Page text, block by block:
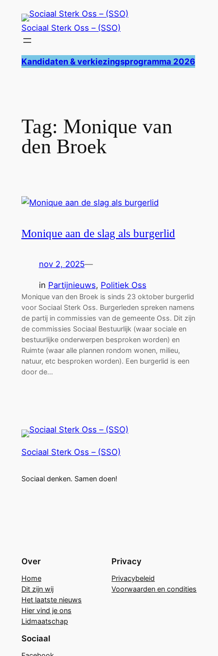
Sociaal Sterk Oss – (SSO)
Kandidaten & verkiezingsprogramma 2026
Tag: Monique van
den Broek
Monique aan de slag als burgerlid
nov 2, 2025—
in Partijnieuws, Politiek Oss
Monique van den Broek is sinds 23 oktober burgerlid
voor Sociaal Sterk Oss. Burgerleden spreken namens
de partij in commissies van de gemeente Oss. Dit zijn
de commissies Sociaal Bestuurlijk (waar sociale en
bestuurlijke onderwerpen besproken worden) en
Ruimte (waar alle plannen rondom wonen, milieu,
natuur, etc besproken worden). Een burgerlid is een
door de…
Sociaal Sterk Oss – (SSO)
Sociaal denken. Samen doen!
Over
Home
Dit zijn wij
Het laatste nieuws
Hier vind je ons
Lidmaatschap
Privacy
Privacybeleid
Voorwaarden en condities
Sociaal